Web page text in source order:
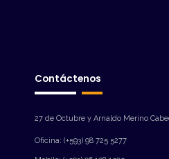
Contáctenos
27 de Octubre y Arnaldo Merino
Oficina: (+593) 98 725 5277